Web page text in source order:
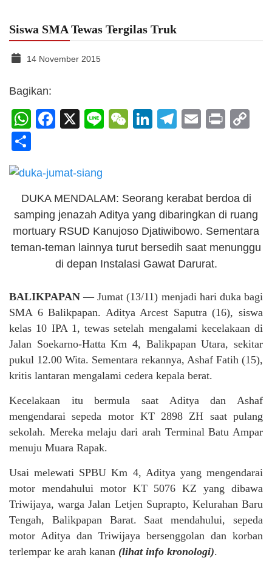
Siswa SMA Tewas Tergilas Truk
14 November 2015
Bagikan:
WhatsApp
Facebook
X LineWeChat
LinkedIn
Telegram
Email
Print
DUKA MENDALAM: Seorang kerabat berdoa di
samping jenazah Aditya yang dibaringkan di ruang
mortuary RSUD Kanujoso Djatiwibowo. Sementara
teman-teman lainnya turut bersedih saat menunggu
di depan Instalasi Gawat Darurat.
BALIKPAPAN— Jumat (13/11) menjadi hari duka bagi
SMA 6 Balikpapan. Aditya Arcest Saputra (16), siswa
kelas 10 IPA 1, tewas setelah mengalami kecelakaan di
Jalan Soekarno-Hatta Km 4, Balikpapan Utara, sekitar
pukul 12.00 Wita. Sementara rekannya, Ashaf Fatih (15),
kritis lantaran mengalami cedera kepala berat.
Kecelakaan itu bermula saat Aditya dan Ashaf
mengendarai sepeda motor KT 2898 ZH saat pulang
sekolah. Mereka melaju dari arah Terminal Batu Ampar
menuju Muara Rapak.
Usai melewati SPBU Km 4, Aditya yang mengendarai
motor mendahului motor KT 5076 KZ yang dibawa
Triwijaya, warga Jalan Letjen Suprapto, Kelurahan Baru
Tengah, Balikpapan Barat. Saat mendahului, sepeda
motor Aditya dan Triwijaya bersenggolan dan korban
terlempar ke arah kanan (lihat info kronologi).